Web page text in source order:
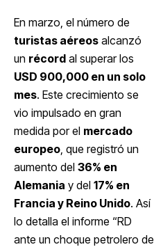
En marzo, el número de
turistas aéreos alcanzó
un récord al superar los
USD 900,000 en un solo
mes. Este crecimiento se
vio impulsado en gran
medida por el mercado
europeo, que registró un
aumento del 36% en
Alemania y del 17% en
Francia y Reino Unido. Así
lo detalla el informe “RD
ante un choque petrolero de